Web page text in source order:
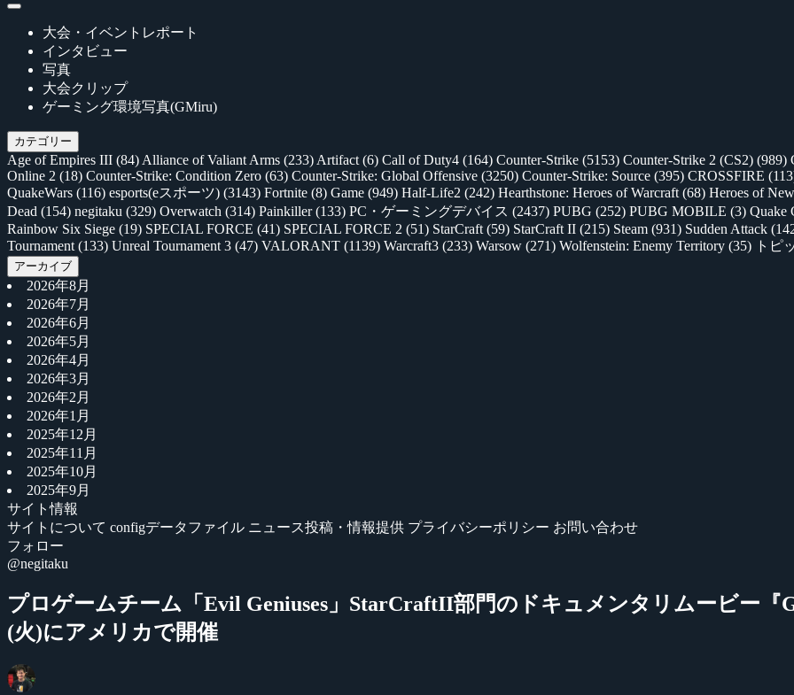
大会・イベントレポート
インタビュー
写真
大会クリップ
ゲーミング環境写真(GMiru)
カテゴリー
Age of Empires III (84) Alliance of Valiant Arms (233) Artifact (6) Call of Duty4 (164) Counter-Strike (5153) Counter-Strike 2 (CS2) (989)
Online 2 (18) Counter-Strike: Condition Zero (63) Counter-Strike: Global Offensive (3250) Counter-Strike: Source (395) CROSSFIRE
QuakeWars (116) esports(eスポーツ) (3143) Fortnite (8) Game (949) Half-Life2 (242) Hearthstone: Heroes of Warcraft (68) Heroes of
Dead (154) negitaku (329) Overwatch (314) Painkiller(133) PC・ゲーミングデバイス (2437) PUBG (252) PUBG MOBILE (3) Quake
Rainbow Six Siege (19) SPECIAL FORCE (41) SPECIAL FORCE 2 (51) StarCraft (59) StarCraft II (215) Steam (931) Sudden Attack
Tournament (133) Unreal Tournament 3 (47) VALORANT (1139) Warcraft3 (233) Warsow (271) Wolfenstein: Enemy Territory (35) トピ
アーカイブ
2026年8月
2026年7月
2026年6月
2026年5月
2026年4月
2026年3月
2026年2月
2026年1月
2025年12月
2025年11月
2025年10月
2025年9月
サイト情報
サイトについて configデータファイル ニュース投稿・情報提供 プライバシーポリシー お問い合わせ
フォロー
@negitaku
プロゲームチーム「Evil Geniuses」StarCraftII部門のドキュメンタリムービー『
(火)にアメリカで開催